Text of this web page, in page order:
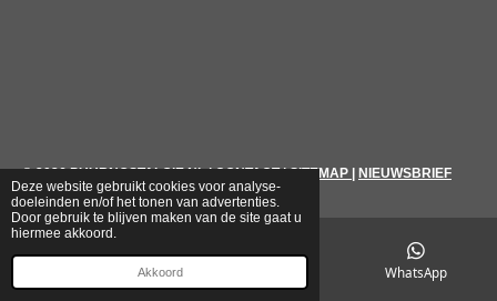
Deze website gebruikt cookies voor analyse-
doeleinden en/of het tonen van advertenties.
Door gebruik te blijven maken van de site gaat u
hiermee akkoord.
Akkoord
© 2026 PUURNOSTALGIE.NL|CONTACT|SITEMAP NIEUWSBRIEF
WhatsApp